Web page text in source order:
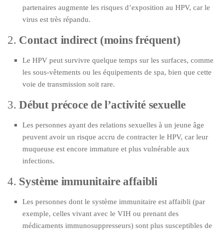
partenaires augmente les risques d’exposition au HPV, car le
virus est très répandu.
2. Contact indirect (moins fréquent)
Le HPV peut survivre quelque temps sur les surfaces, comme
les sous-vêtements ou les équipements de spa, bien que cette
voie de transmission soit rare.
3.Début précoce de l’activité sexuelle
Les personnes ayant des relations sexuelles à un jeune âge
peuvent avoir un risque accru de contracter le HPV, car leur
muqueuse est encore immature et plus vulnérable aux
infections.
4. Système immunitaire affaibli
Les personnes dont le système immunitaire est affaibli (par
exemple, celles vivant avec le VIH ou prenant des
médicaments immunosuppresseurs) sont plus susceptibles de